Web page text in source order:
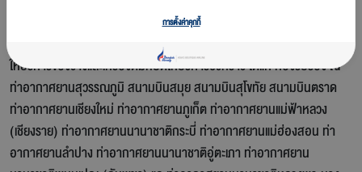
โดยห้องรับรองพิเศษผู้โดยสาร (บูทีคเลาจน์ บลูริบบอนคลับเลาจน์) และมุม
ให้บริการของว่างและเครื่องดื่มที่ปิดให้บริการชั่วคราว ได้แก่ ห้องรับรอง ณ
ท่าอากาศยานสุวรรณภูมิ สนามบินสมุย สนามบินสุโขทัย สนามบินตราด
ท่าอากาศยานเชียงใหม่ ท่าอากาศยานภูเก็ต ท่าอากาศยานแม่ฟ้าหลวง
(เชียงราย) ท่าอากาศยานนานาชาติกระบี่ ท่าอากาศยานแม่ฮ่องสอน ท่า
อากาศยานลำปาง ท่าอากาศยานนานาชาติอู่ตะเภา ท่าอากาศยาน
การตั้งค่าคุกกี้